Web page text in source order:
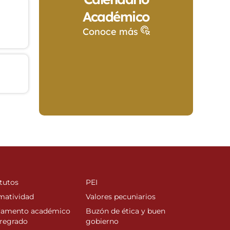
Académico
Conoce más
académico
PEI
Valores pecuniarios
Buzón de ética y buen
gobierno